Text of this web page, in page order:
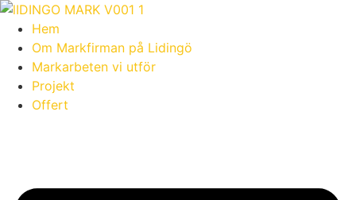
Skip
content
Hem
Om Markfirman på Lidingö
Markarbeten vi utför
Projekt
Offert